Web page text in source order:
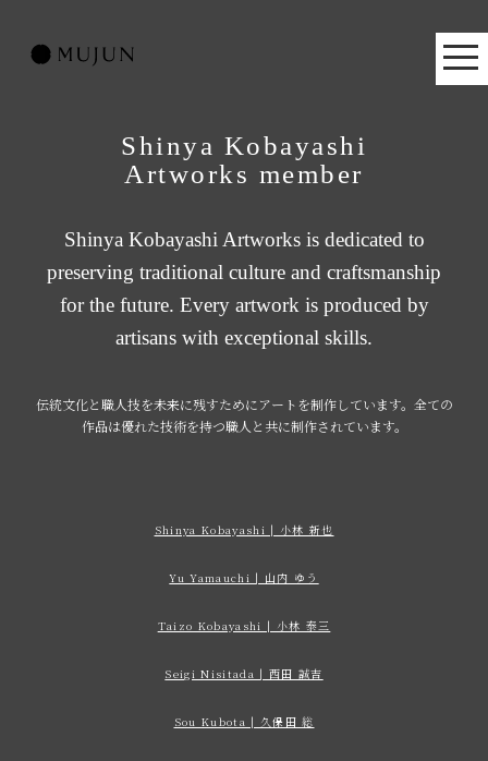
Shinya Kobayashi
Artworks member
Shinya Kobayashi Artworks is dedicated to
preserving traditional culture and craftsmanship
for the future. Every artwork is produced by
artisans with exceptional skills.
伝統文化と職人技を未来に残すためにアートを制作しています。全ての
作品は優れた技術を持つ職人と共に制作されています。
Shinya Kobayashi | 小林 新也
Yu Yamauchi | 山内 ゆう
Taizo Kobayashi | 小林 泰三
Seigi Nisitada | 西田 誠吉
Sou Kubota | 久保田 総